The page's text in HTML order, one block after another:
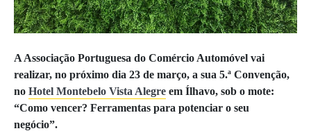
A Associação Portuguesa do Comércio Automóvel vai
realizar, no próximo dia 23 de março, a sua 5.ª Convenção,
no Hotel Montebelo Vista Alegre em Ílhavo, sob o mote:
“Como vencer? Ferramentas para potenciar o seu
negócio”.